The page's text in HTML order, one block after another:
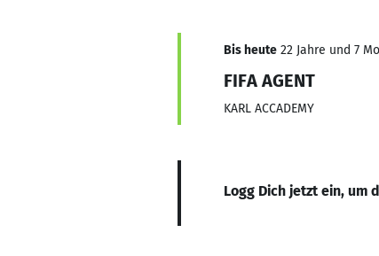
Bis heute 22 Jahre und 7
FIFA AGENT
KARL ACCADEMY
Logg Dich jetzt ein, um